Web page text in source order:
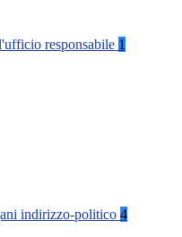
responsabile 1
indirizzo-politico 4